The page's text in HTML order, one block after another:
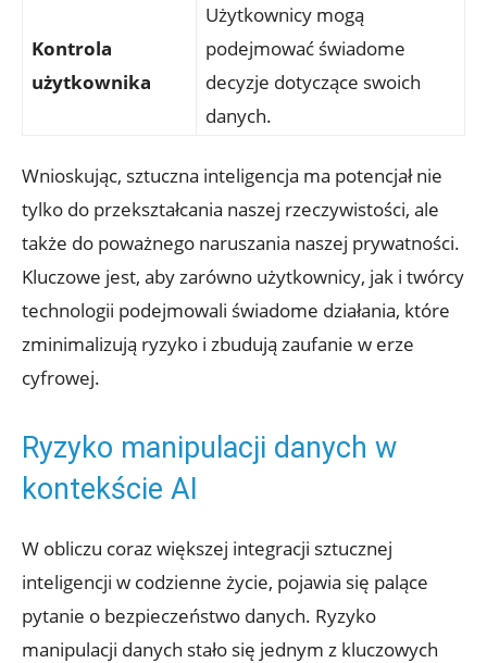
Kontrola
użytkownika
Użytkownicy mogą
podejmować świadome
decyzje dotyczące swoich
danych.
Wnioskując, sztuczna inteligencja ma potencjał nie
tylko do przekształcania naszej rzeczywistości, ​ale
także do‌ poważnego naruszania naszej prywatności.
Kluczowe jest, aby zarówno użytkownicy, jak i twórcy
technologii ‌podejmowali świadome działania, które
zminimalizują ryzyko ‌i zbudują zaufanie w ​erze
cyfrowej.
Ryzyko manipulacji danych w
kontekście AI
W obliczu coraz większej integracji‍ sztucznej
inteligencji w codzienne życie, pojawia się palące
pytanie⁤ o bezpieczeństwo danych. ⁤Ryzyko
manipulacji⁤ danych stało się jednym z kluczowych